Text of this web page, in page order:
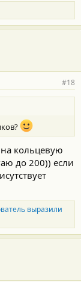
#18
кольцевую
до 200)) если
выразили